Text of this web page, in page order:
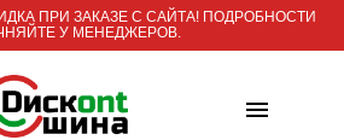
ПРИ ЗАКАЗЕ С САЙТА! ПОДРОБНОСТИ
У МЕНЕДЖЕРОВ.